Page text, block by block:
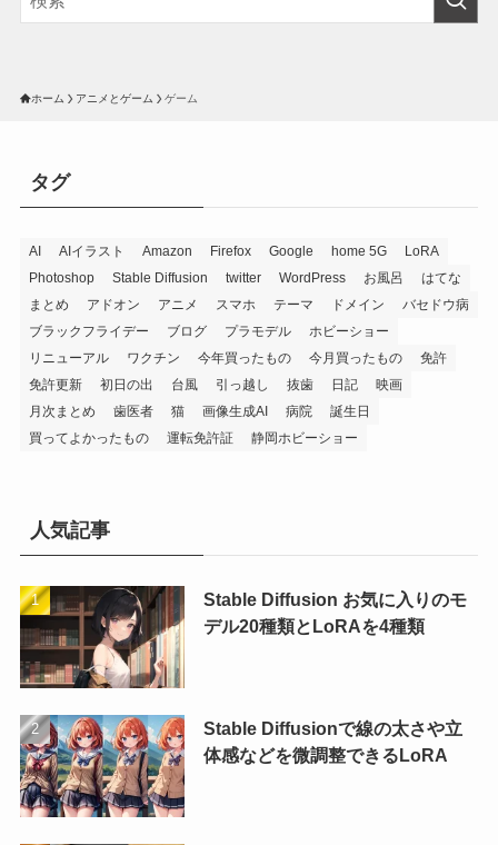
ホーム アニメとゲーム ゲーム
タグ
AI AIイラスト Amazon Firefox Google home 5G
LoRA
Photoshop
Stable Diffusion twitter WordPress お風呂
はてな
まとめ
アドオン アニメ スマホ テーマ ドメイン
バセドウ病
ブラックフライデー
ブログ プラモデル
ホビーショー
リニューアル
ワクチン 今年買ったもの 今月買ったもの
免許
免許更新
初日の出 台風 引っ越し 抜歯 日記
映画
月次まとめ
歯医者 猫 画像生成AI 病院
誕生日
買ってよかったもの
運転免許証 静岡ホビーショー
人気記事
Stable Diffusion お気に入りのモ
デル20種類とLoRAを4種類
Stable Diffusionで線の太さや立
体感などを微調整できるLoRA